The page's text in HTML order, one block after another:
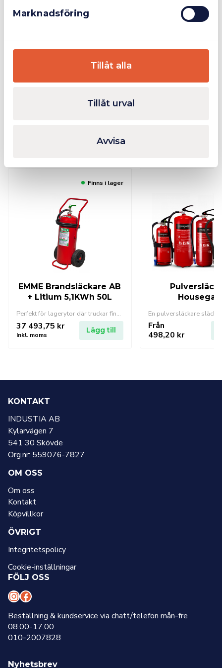
Marknadsföring
Tillåt alla
Tillåt urval
Avvisa
1 st Kärra med höj och sänkbart handtag samt rejält
Ytterligare Information
Finns i lager
EMME Brandsläckare AB
+ Litium 5,1KWh 50L
Perfekt för lagerytor där truckar finns. 50l
37 493,75 kr
Inkl. moms
Lägg till
Från
498,20 kr
KONTAKT
INDUSTIA AB
Kylarvägen 7
541 30 Skövde
Org.nr: 559076-7827
OM OSS
Om oss
Kontakt
Köpvillkor
ÖVRIGT
Integritetspolicy
Cookie-inställningar
FÖLJ OSS
I
n
s
t
a
F
a
c
e
b
Beställning & kundservice via chatt/telefon mån-fre
08.00-17.00
010-2007828
Nyhetsbrev